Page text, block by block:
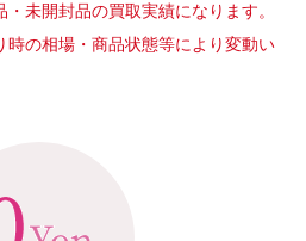
未開封品の買取実績になります。
時の相場・商品状態等により変動い